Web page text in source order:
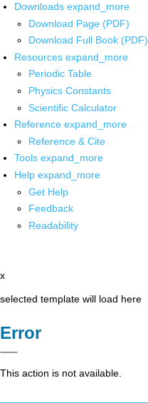
Downloads expand_more
Download Page (PDF)
Download Full Book (PDF)
Resources expand_more
Periodic Table
Physics Constants
Scientific Calculator
Reference expand_more
Reference & Cite
Tools expand_more
Help expand_more
Get Help
Feedback
Readability
x
selected template will load here
Error
This action is not available.